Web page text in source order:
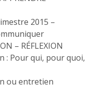
2015 –
– RÉFLEXION
: Pour qui, pour quoi,
ou entretien